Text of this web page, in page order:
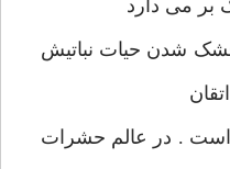
بر می دارد
شدن حیات نباتیش
است . در عالم حشرات